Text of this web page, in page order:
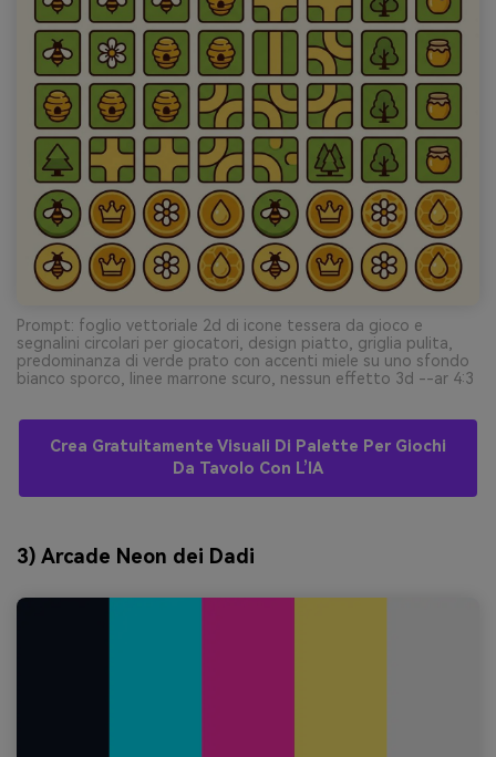
Prompt: foglio vettoriale 2d di icone tessera da gioco e
segnalini circolari per giocatori, design piatto, griglia pulita,
predominanza di verde prato con accenti miele su uno sfondo
bianco sporco, linee marrone scuro, nessun effetto 3d --ar 4:3
Crea Gratuitamente Visuali Di Palette Per Giochi
Da Tavolo Con L’IA
3) Arcade Neon dei Dadi